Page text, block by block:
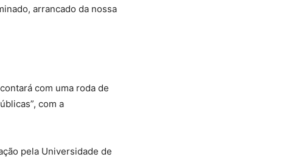
arrancado da nossa
com uma roda de
com a
pela Universidade de